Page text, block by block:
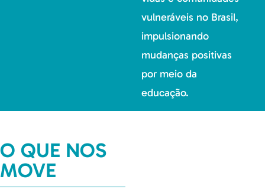
vulneráveis no Brasil,
impulsionando
mudanças positivas
por meio da
educação.
O QUE NOS
MOVE